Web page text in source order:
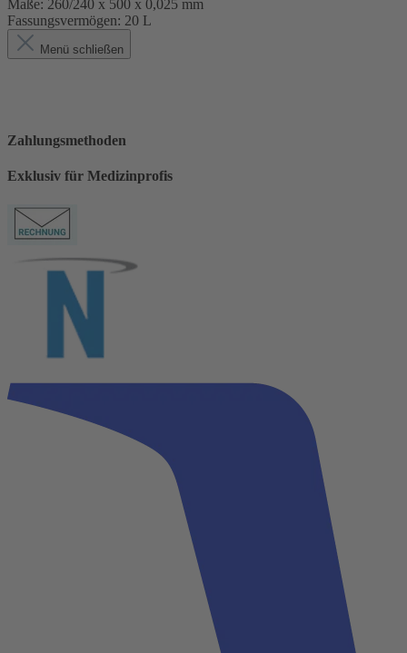
Maße: 260/240 x 500 x 0,025 mm
Fassungsvermögen: 20 L
Menü schließen
Zahlungsmethoden
Exklusiv für Medizinprofis